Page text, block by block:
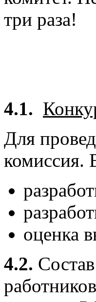
три раза!
4.1.
Для
комиссия.
оценка
4.2.